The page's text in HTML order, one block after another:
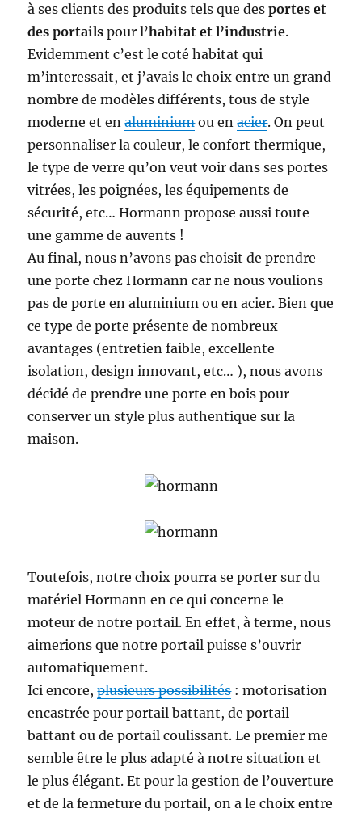
à ses clients des produits tels que desportes et
des portails pour l’habitat et l’industrie.
Evidemment c’est le coté habitat qui
m’interessait, et j’avais le choix entre un grand
nombre de modèles différents, tous de style
moderne et enaluminiumou enacier. On peut
personnaliser la couleur, le confort thermique,
le type de verre qu’on veut voir dans ses portes
vitrées, les poignées, les équipements de
sécurité, etc… Hormann propose aussi toute
une gamme de auvents !
Au final, nous n’avons pas choisit de prendre
une porte chez Hormann car ne nous voulions
pas de porte en aluminium ou en acier. Bien que
ce type de porte présente de nombreux
avantages (entretien faible, excellente
isolation, design innovant, etc… ), nous avons
décidé de prendre une porte en bois pour
conserver un style plus authentique sur la
maison.
Toutefois, notre choix pourra se porter sur du
matériel Hormann en ce qui concerne le
moteur de notre portail. En effet, à terme, nous
aimerions que notre portail puisse s’ouvrir
automatiquement.
Ici encore,plusieurs possibilités: motorisation
encastrée pour portail battant, de portail
battant ou de portail coulissant. Le premier me
semble être le plus adapté à notre situation et
le plus élégant. Et pour la gestion de l’ouverture
et de la fermeture du portail, on a le choix entre